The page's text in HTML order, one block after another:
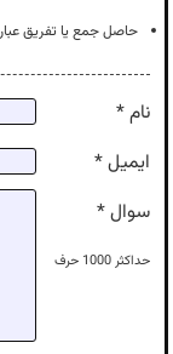
حاصل جمع یا تفریق
نام *
ایمیل *
سوال *
حداکثر1000 حرف